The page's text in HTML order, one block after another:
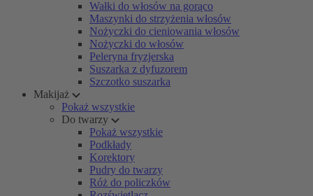
Wałki do włosów na gorąco
Maszynki do strzyżenia włosów
Nożyczki do cieniowania włosów
Nożyczki do włosów
Peleryna fryzjerska
Suszarka z dyfuzorem
Szczotko suszarka
Makijaż
Pokaż wszystkie
Do twarzy
Pokaż wszystkie
Podkłady
Korektory
Pudry do twarzy
Róż do policzków